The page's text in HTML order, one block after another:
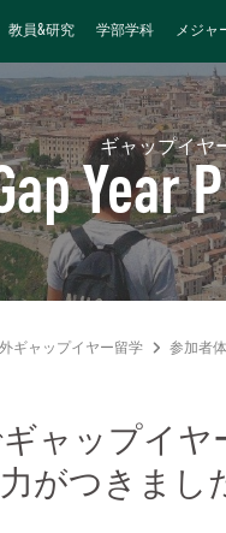
教員&研究 学部学科 メジャ
ギャップイヤ
Year
ギャップイヤー留学 参加者
ャップイヤ
がつきまし